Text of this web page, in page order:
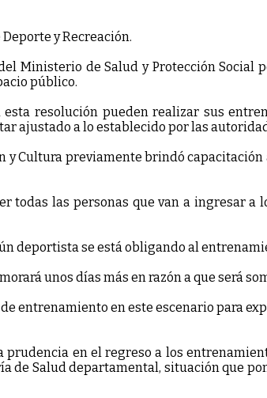
y Recreación.
Ministerio de Salud y Protección
público.
resolución pueden realizar sus
ajustado a lo establecido por las
y Cultura previamente brindó
las personas que van a ingresar a
deportista se está obligando al
unos días más en razón a que será
entrenamiento en este escenario para
en el regreso a los
de Salud departamental, situación que